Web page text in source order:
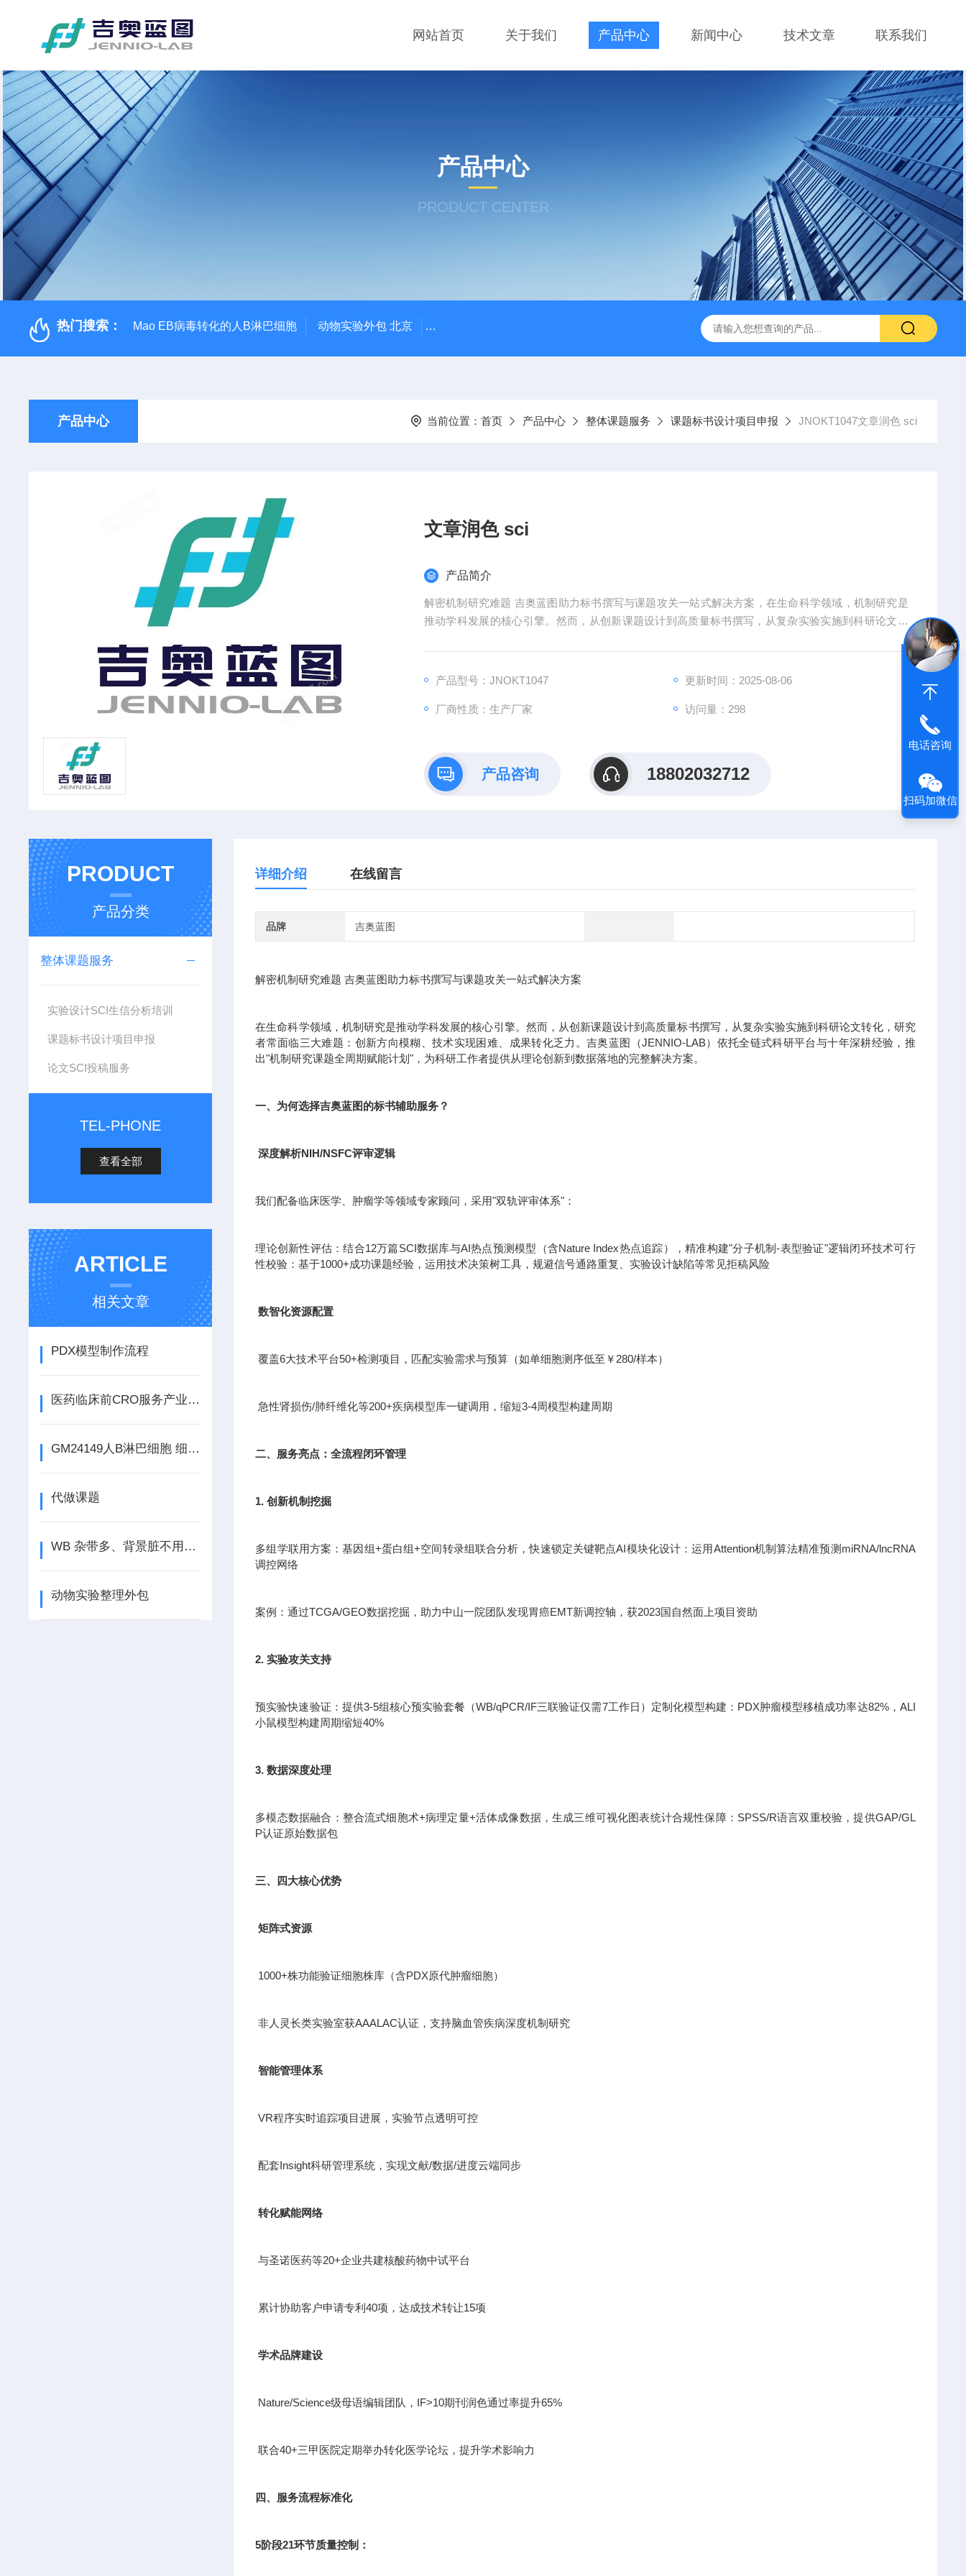
网站首页 关于我们 产品中心 新闻中心 技术文章 联系我们
产品中心
PRODUCT CENTER
热门搜索： Mao EB病毒转化的人B淋巴细胞 动物实验外包 北京 人源肿瘤细胞异种移植（CDX）小鼠模型 人源肿瘤组织异种移植（PDX）小鼠模型 流式实验外包
产品中心 当前位置： 首页 产品中心 整体课题服务 课题标书设计项目申报 JNOKT1047文章润色 sci
文章润色 sci
产品简介
解密机制研究难题 吉奥蓝图助力标书撰写与课题攻关一站式解决方案，在生命科学领域，机制研究是
推动学科发展的核心引擎。然而，从创新课题设计到高质量标书撰写，从复杂实验实施到科研论文转
化，研究者常面临三大难题：创新方向模糊、技术实现困难、成果转化乏力。吉奥蓝图（JENNIO-LA
B）依托全链式科研平台与十年深耕经验，推出"机制研究课题全周期赋能计划"，为科研工作者提供从
理论创新到数据落地的完整解决方案。
产品型号：JNOKT1047 更新时间：2025-08-06
厂商性质：生产厂家 访问量：298
产品咨询 18802032712
PRODUCT
产品分类
整体课题服务
实验设计SCI生信分析培训
课题标书设计项目申报
论文SCI投稿服务
TEL-PHONE
查看全部
ARTICLE
相关文章
PDX模型制作流程
医药临床前CRO服务产业是新兴的产业
GM24149人B淋巴细胞 细胞类型 组织来源 注意事项
代做课题
WB 杂带多、背景脏不用愁，吉奥蓝图来搞定
动物实验整理外包
详细介绍 在线留言
品牌 吉奥蓝图
解密机制研究难题 吉奥蓝图助力标书撰写与课题攻关一站式解决方案
在生命科学领域，机制研究是推动学科发展的核心引擎。然而，从创新课题设计到高质量标书撰写，从复杂实验实施到科研论文转化，研究
者常面临三大难题：创新方向模糊、技术实现困难、成果转化乏力。吉奥蓝图（JENNIO-LAB）依托全链式科研平台与十年深耕经验，推
出"机制研究课题全周期赋能计划"，为科研工作者提供从理论创新到数据落地的完整解决方案。
一、为何选择吉奥蓝图的标书辅助服务？
深度解析NIH/NSFC评审逻辑
我们配备临床医学、肿瘤学等领域专家顾问，采用"双轨评审体系"：
理论创新性评估：结合12万篇SCI数据库与AI热点预测模型（含Nature Index热点追踪），精准构建"分子机制-表型验证"逻辑闭环技术可行
性校验：基于1000+成功课题经验，运用技术决策树工具，规避信号通路重复、实验设计缺陷等常见拒稿风险
数智化资源配置
覆盖6大技术平台50+检测项目，匹配实验需求与预算（如单细胞测序低至￥280/样本）
急性肾损伤/肺纤维化等200+疾病模型库一键调用，缩短3-4周模型构建周期
二、服务亮点：全流程闭环管理
1. 创新机制挖掘
多组学联用方案：基因组+蛋白组+空间转录组联合分析，快速锁定关键靶点AI模块化设计：运用Attention机制算法精准预测miRNA/lncRNA
调控网络
案例：通过TCGA/GEO数据挖掘，助力中山一院团队发现胃癌EMT新调控轴，获2023国自然面上项目资助
2. 实验攻关支持
预实验快速验证：提供3-5组核心预实验套餐（WB/qPCR/IF三联验证仅需7工作日）定制化模型构建：PDX肿瘤模型移植成功率达82%，ALI
小鼠模型构建周期缩短40%
3. 数据深度处理
多模态数据融合：整合流式细胞术+病理定量+活体成像数据，生成三维可视化图表统计合规性保障：SPSS/R语言双重校验，提供GAP/GL
P认证原始数据包
三、四大核心优势
矩阵式资源
1000+株功能验证细胞株库（含PDX原代肿瘤细胞）
非人灵长类实验室获AAALAC认证，支持脑血管疾病深度机制研究
智能管理体系
VR程序实时追踪项目进展，实验节点透明可控
配套Insight科研管理系统，实现文献/数据/进度云端同步
转化赋能网络
与圣诺医药等20+企业共建核酸药物中试平台
累计协助客户申请专利40项，达成技术转让15项
学术品牌建设
Nature/Science级母语编辑团队，IF>10期刊润色通过率提升65%
联合40+三甲医院定期举办转化医学论坛，提升学术影响力
四、服务流程标准化
5阶段21环节质量控制：
电话咨询
扫码加微信